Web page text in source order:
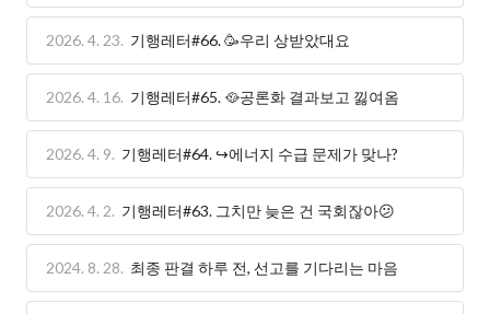
2026. 4. 23. 기행레터#66. 🥳우리 상받았대요
2026. 4. 16. 기행레터#65. 🥘공론화 결과보고 낋여옴
2026. 4. 9. 기행레터#64. ↪️에너지 수급 문제가 맞나?
2026. 4. 2. 기행레터#63. 그치만 늦은 건 국회잖아😕
2024. 8. 28. 최종 판결 하루 전, 선고를 기다리는 마음